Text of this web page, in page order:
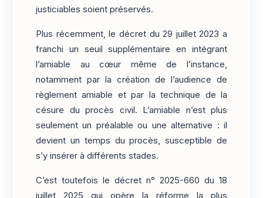
justiciables soient préservés.
Plus récemment, le décret du 29 juillet 2023 a
franchi un seuil supplémentaire en intégrant
l’amiable au cœur même de l’instance,
notamment par la création de l’audience de
règlement amiable et par la technique de la
césure du procès civil. L’amiable n’est plus
seulement un préalable ou une alternative : il
devient un temps du procès, susceptible de
s’y insérer à différents stades.
C’est toutefois le décret n° 2025-660 du 18
juillet 2025 qui opère la réforme la plus